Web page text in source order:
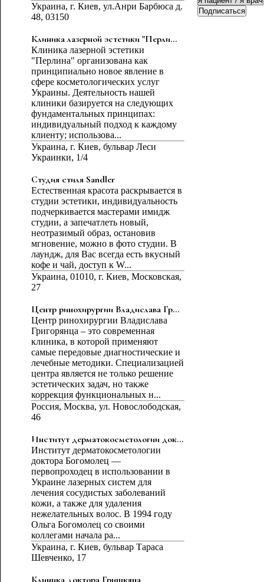
Украина, г. Киев, ул.Анри Барбюса д.
48, 03150
Клиника лазерной эстетики "Перли...
Клиника лазерной эстетики
"Перлина" организована как
принципиально новое явление в
сфере косметологических услуг
Украины. Деятельность нашей
клиники базируется на следующих
фундаментальных принципах:
индивидуальный подход к каждому
клиенту; использова...
Украина, г. Киев, бульвар Леси
Украинки, 1/4
Студия стиля Sandler
Естественная красота раскрывается в
студии эстетики, индивидуальность
подчеркивается мастерами имидж
студии, а запечатлеть новый,
неотразимый образ, остановив
мгновение, можно в фото студии. В
лаундж, для Вас всегда есть вкусный
кофе и чай, доступ к W...
Украина, 01010, г. Киев, Московская,
27
Центр ринохирургии Владислава Гр...
Центр ринохирургии Владислава
Григорянца – это современная
клиника, в которой применяют
самые передовые диагностические и
лечебные методики. Специализацией
центра является не только решение
эстетических задач, но также
коррекция функциональных н...
Россия, Москва, ул. Новослободская,
46
Институт дерматокосметологии док...
Институт дерматокосметологии
доктора Богомолец —
первопроходец в использовании в
Украине лазерных систем для
лечения сосудистых заболеваний
кожи, а также для удаления
нежелательных волос. В 1994 году
Ольга Богомолец со своими
коллегами начала ра...
Украина, г. Киев, бульвар Тараса
Шевченко, 17
Клиника доктора Гришкяна
Подписаться